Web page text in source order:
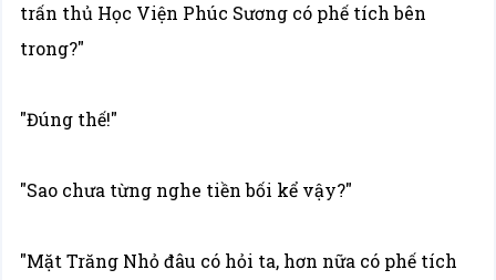
trấn thủ Học Viện Phúc Sương có phế tích bên
trong?"
"Đúng thế!"
"Sao chưa từng nghe tiền bối kể vậy?"
"Mặt Trăng Nhỏ đâu có hỏi ta, hơn nữa có phế tích